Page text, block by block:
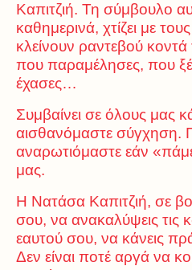
Καπιτζιή. Τη σύμβουλο
καθημερινά, χτίζει με
κλείνουν ραντεβού
που παραμέλησες, που
έχασες…
Συμβαίνει σε όλους μας
αισθανόμαστε
αναρωτιόμαστε εάν
μας.
Η Νατάσα Καπιτζιή, σε
σου, να ανακαλύψεις τις
εαυτού σου, να κάνεις
Δεν είναι ποτέ αργά να